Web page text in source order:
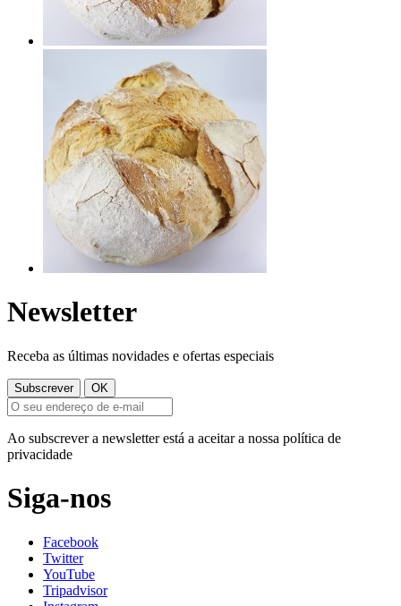
Newsletter
Receba as últimas novidades e ofertas especiais
Ao subscrever a newsletter está a aceitar a nossa política de
privacidade
Siga-nos
Facebook
Twitter
YouTube
Tripadvisor